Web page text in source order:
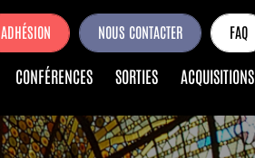
ADHÉSION NOUS CONTACTER FAQ
CONFÉRENCES SORTIES ACQUISITIONS